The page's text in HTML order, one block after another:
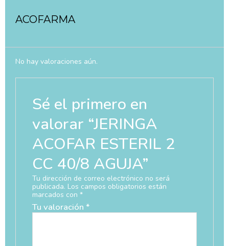
ACOFARMA
No hay valoraciones aún.
Sé el primero en
valorar “JERINGA
ACOFAR ESTERIL 2
CC 40/8 AGUJA”
Tu dirección de correo electrónico no será
publicada. Los campos obligatorios están
marcados con *
Tu valoración *